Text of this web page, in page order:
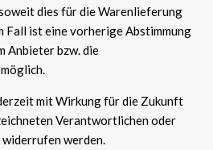
dies für die Warenlieferung
Fall ist eine vorherige Abstimmung
Anbieter bzw. die
mit Wirkung für die Zukunft
Verantwortlichen oder
werden.